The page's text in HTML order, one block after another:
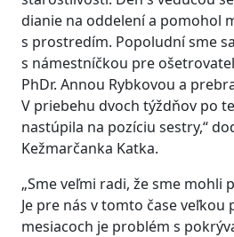
dianie na oddelení a pomohol
s prostredím. Popoludní sme
s námestníčkou pre
PhDr. Annou Rybkovou a
V priebehu dvoch týždňov po
nastúpila na pozíciu sestry,“
Kežmarčanka Katka.
„Sme veľmi radi, že sme mohli
Je pre nás v tomto čase veľkou
mesiacoch je problém s